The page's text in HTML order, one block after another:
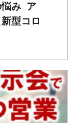
み_ア
型コロ